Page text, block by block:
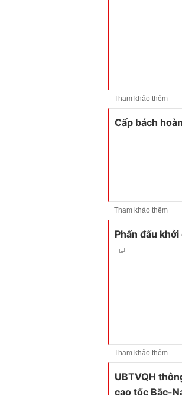
Tham khảo thêm
Cấp bách
Tham khảo thêm
Phấn đấu
Tham khảo thêm
UBTVQH
cao tốc Bắc-